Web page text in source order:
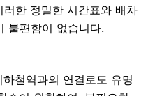
한 정밀한 시간표와 배차
불편함이 없습니다.
철역과의 연결로도 유명